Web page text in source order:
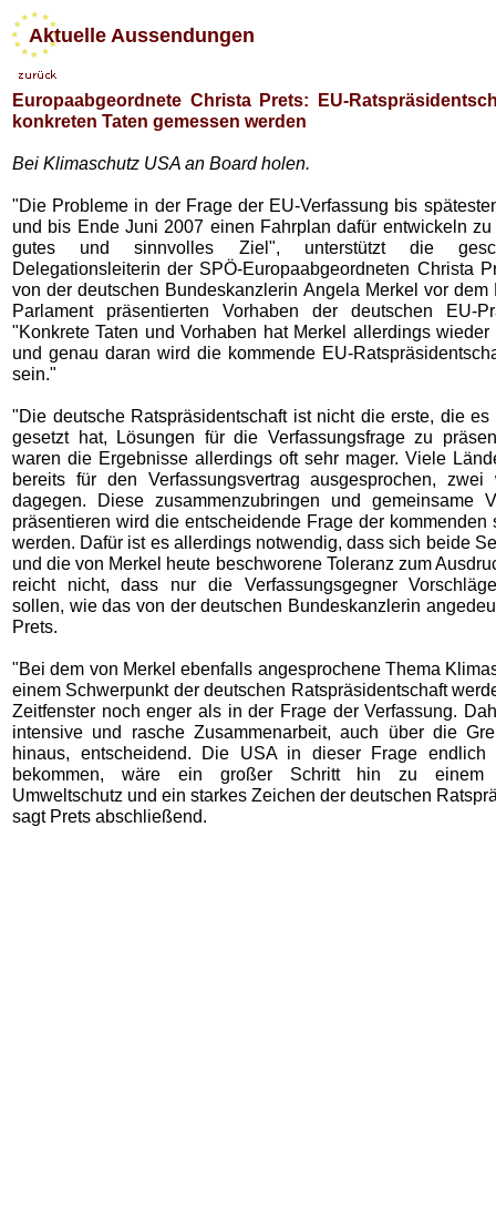
Aktuelle Aussendungen
Europaabgeordnete Christa Prets: EU-
konkreten Taten gemessen werden
Bei Klimaschutz USA an Board holen.
"Die Probleme in der Frage der EU-Verfassung bis
und bis Ende Juni 2007 einen Fahrplan dafür entwickeln
gutes und sinnvolles Ziel", unterstützt die
Delegationsleiterin der SPÖ-Europaabgeordneten Christa
von der deutschen Bundeskanzlerin Angela Merkel vor dem
Parlament präsentierten Vorhaben der deutschen EU-
"Konkrete Taten und Vorhaben hat Merkel allerdings wieder
und genau daran wird die kommende EU-
sein."
"Die deutsche Ratspräsidentschaft ist nicht die erste, die
gesetzt hat, Lösungen für die Verfassungsfrage zu
waren die Ergebnisse allerdings oft sehr mager. Viele
bereits für den Verfassungsvertrag ausgesprochen, zwei
dagegen. Diese zusammenzubringen und gemeinsame
präsentieren wird die entscheidende Frage der kommenden
werden. Dafür ist es allerdings notwendig, dass sich beide
und die von Merkel heute beschworene Toleranz zum
reicht nicht, dass nur die Verfassungsgegner
sollen, wie das von der deutschen Bundeskanzlerin
Prets.
"Bei dem von Merkel ebenfalls angesprochene Thema
einem Schwerpunkt der deutschen Ratspräsidentschaft
Zeitfenster noch enger als in der Frage der Verfassung.
intensive und rasche Zusammenarbeit, auch über die
hinaus, entscheidend. Die USA in dieser Frage
bekommen, wäre ein großer Schritt hin zu einem
Umweltschutz und ein starkes Zeichen der deutschen
sagt Prets abschließend.